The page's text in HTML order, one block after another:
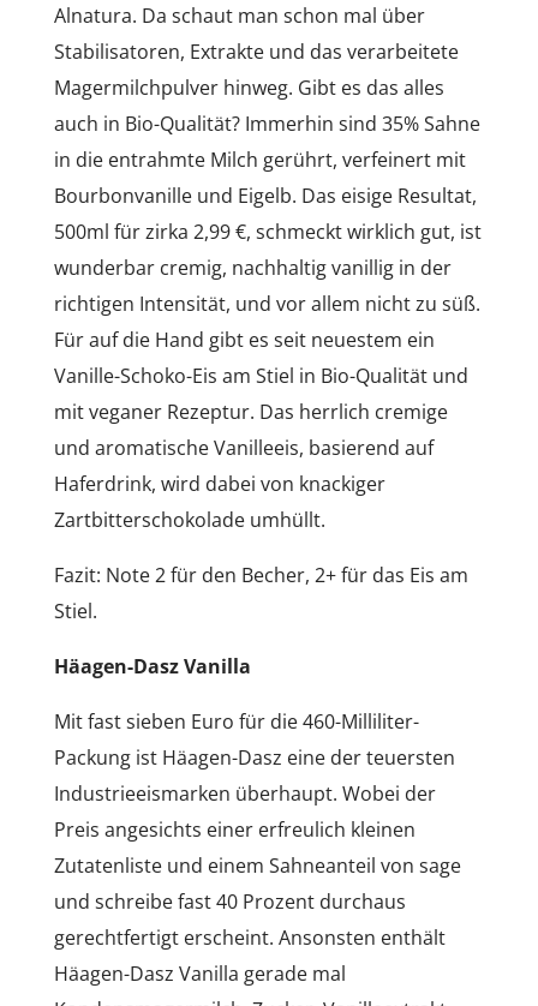
Alnatura. Da schaut man schon mal über
Stabilisatoren, Extrakte und das verarbeitete
Magermilchpulver hinweg. Gibt es das alles
auch in Bio-Qualität? Immerhin sind 35% Sahne
in die entrahmte Milch gerührt, verfeinert mit
Bourbonvanille und Eigelb. Das eisige Resultat,
500ml für zirka 2,99 €, schmeckt wirklich gut, ist
wunderbar cremig, nachhaltig vanillig in der
richtigen Intensität, und vor allem nicht zu süß.
Für auf die Hand gibt es seit neuestem ein
Vanille-Schoko-Eis am Stiel in Bio-Qualität und
mit veganer Rezeptur. Das herrlich cremige
und aromatische Vanilleeis, basierend auf
Haferdrink, wird dabei von knackiger
Zartbitterschokolade umhüllt.
Fazit: Note 2 für den Becher, 2+ für das Eis am
Stiel.
Häagen-Dasz Vanilla
Mit fast sieben Euro für die 460-Milliliter-
Packung ist Häagen-Dasz eine der teuersten
Industrieeismarken überhaupt. Wobei der
Preis angesichts einer erfreulich kleinen
Zutatenliste und einem Sahneanteil von sage
und schreibe fast 40 Prozent durchaus
gerechtfertigt erscheint. Ansonsten enthält
Häagen-Dasz Vanilla gerade mal